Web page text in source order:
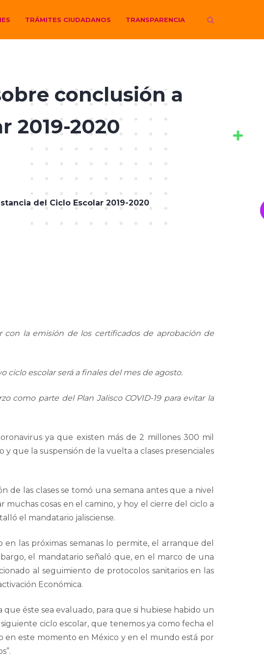
TRÁMITES CIUDADANOS TRANSPARENCIA
conclusión a
2019-2020
del Ciclo Escolar 2019-2020
la emisión de los certificados de aprobación de
escolar será a finales del mes de agosto.
como parte del Plan Jalisco COVID-19 para evitar la
ya que existen más de 2 millones 300 mil
que la suspensión de la vuelta a clases presenciales
de las clases se tomó una semana antes que a nivel
cosas en el camino, y hoy el cierre del ciclo a
el mandatario jalisciense.
las próximas semanas lo permite, el arranque del
el mandatario señaló que, en el marco de una
al seguimiento de protocolos sanitarios en las
Económica.
que éste sea evaluado, para que si hubiese habido un
ciclo escolar, que tenemos ya como fecha el
este momento en México y en el mundo está por